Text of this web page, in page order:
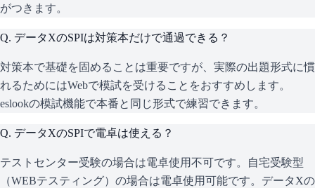
がつきます。
Q. データXのSPIは対策本だけで通過できる？
対策本で基礎を固めることは重要ですが、実際の出題形式に慣
れるためにはWebで模試を受けることをおすすめします。
eslookの模試機能で本番と同じ形式で練習できます。
Q. データXのSPIで電卓は使える？
テストセンター受験の場合は電卓使用不可です。自宅受験型
（WEBテスティング）の場合は電卓使用可能です。データXの